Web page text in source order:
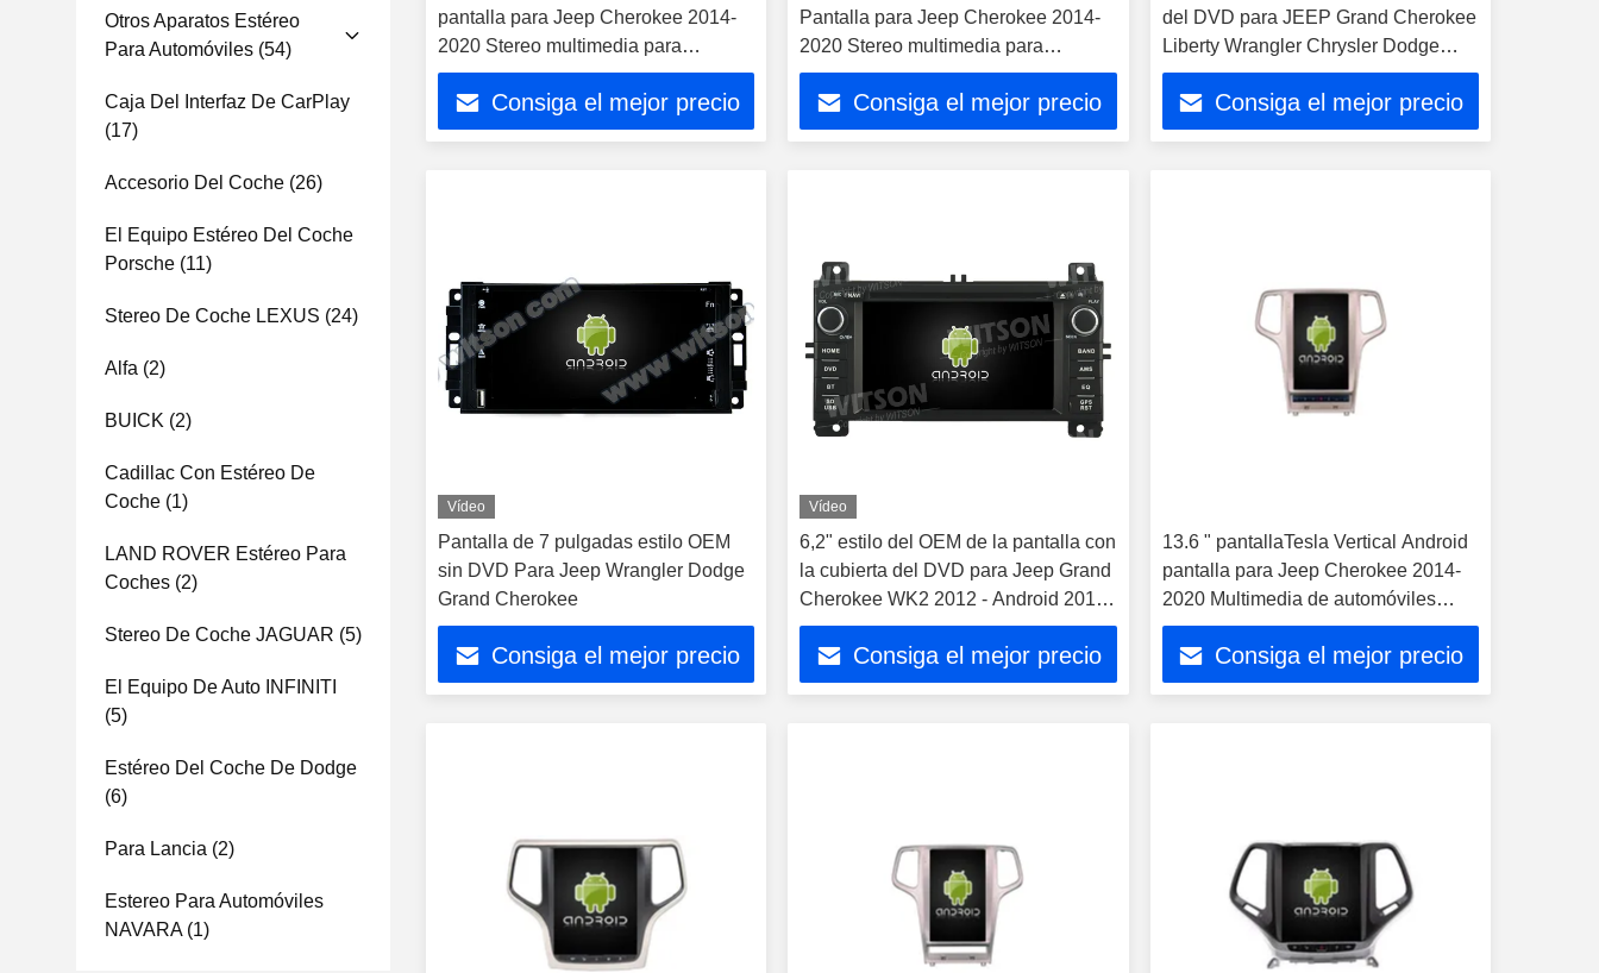
Otros Aparatos Estéreo
Para Automóviles (54)
Caja Del Interfaz De CarPlay
(17)
Accesorio Del Coche (26)
El Equipo Estéreo Del Coche
Porsche (11)
Stereo De Coche LEXUS (24)
Alfa (2)
BUICK (2)
Cadillac Con Estéreo De
Coche (1)
LAND ROVER Estéreo Para
Coches (2)
Stereo De Coche JAGUAR (5)
El Equipo De Auto INFINITI
(5)
Estéreo Del Coche De Dodge
(6)
Para Lancia (2)
Estereo Para Automóviles
NAVARA(1)
pantalla para Jeep Cherokee 2014-
2020 Stereo multimedia para
automóviles
Consiga el mejor precio
Pantalla para Jeep Cherokee 2014-
2020 Stereo multimedia para
automóviles
Consiga el mejor precio
del DVD para JEEP Grand Cherokee
Liberty Wrangler Chrysler Dodge
1999-2004
Consiga el mejor precio
Vídeo
Pantalla de 7 pulgadas estilo OEM
sin DVD Para Jeep Wrangler Dodge
Grand Cherokee
Consiga el mejor precio
Vídeo
6,2" estilo del OEM de la pantalla con
la cubierta del DVD para Jeep Grand
Cherokee WK2 2012 - Android 2013
CarPlay
Consiga el mejor precio
13.6 " pantallaTesla Vertical Android
pantalla para Jeep Cherokee 2014-
2020 Multimedia de automóviles
estéreo GPS Carplay Player
Consiga el mejor precio